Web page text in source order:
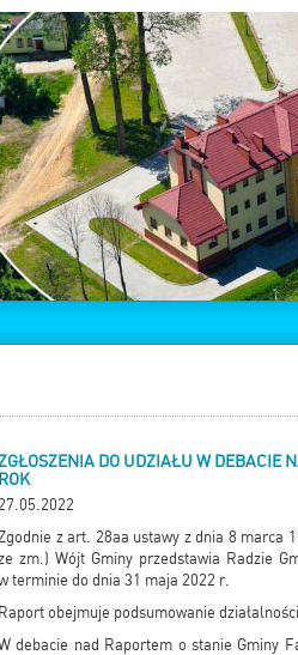
DO UDZIAŁU W DEBACIE
ROK
z art. 28aa ustawy z dnia 8 marca
zm.) Wójt Gminy przedstawia Radzie
terminie do dnia 31 maja 2022 r.
Raport obejmuje podsumowanie
debacie nad Raportem o stanie Gminy